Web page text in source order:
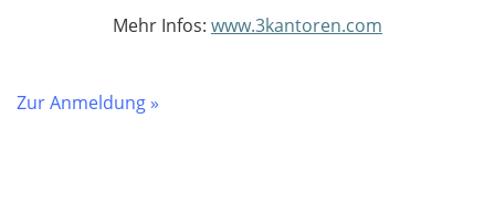
Mehr Infos: www.3kantoren.com
Zur Anmeldung »